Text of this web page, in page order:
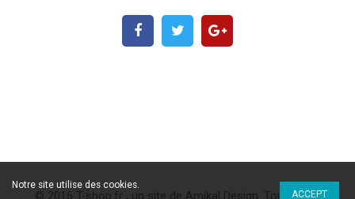
© 2016 T-shop.fr , un site de Amikal Design . Tout droits
Notre site utilise des cookies.
ACCEPT